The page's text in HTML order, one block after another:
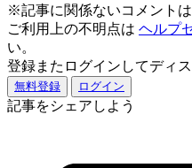
※記事に関係ないコメントは
ご利用上の不明点は ヘルプ
い。
登録またログインしてディ
無料登録 ログイン
記事をシェアしよう